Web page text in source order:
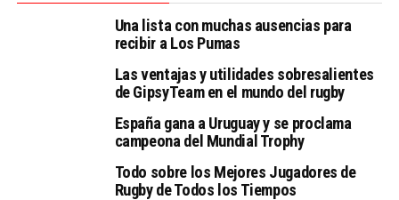
Una lista con muchas ausencias para
recibir a Los Pumas
Las ventajas y utilidades sobresalientes
de GipsyTeam en el mundo del rugby
España gana a Uruguay y se proclama
campeona del Mundial Trophy
Todo sobre los Mejores Jugadores de
Rugby de Todos los Tiempos